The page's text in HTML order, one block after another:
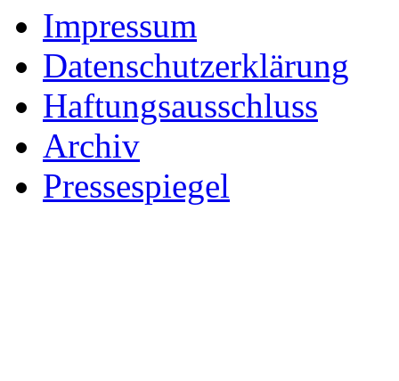
Impressum
Datenschutzerklärung
Haftungsausschluss
Archiv
Pressespiegel